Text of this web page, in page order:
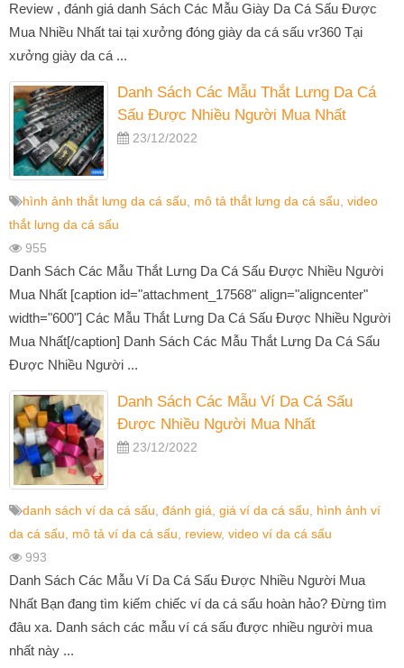
Review , đánh giá danh Sách Các Mẫu Giày Da Cá Sấu Được
Mua Nhiều Nhất tai tại xưởng đóng giày da cá sấu vr360 Tại
xưởng giày da cá ...
Danh Sách Các Mẫu Thắt Lưng Da Cá
Sấu Được Nhiều Người Mua Nhất
23/12/2022
hình ảnh thắt lưng da cá sấu mô tả thắt lưng da cá sấu video
thắt lưng da cá sấu
955
Danh Sách Các Mẫu Thắt Lưng Da Cá Sấu Được Nhiều Người
Mua Nhất [caption id="attachment_17568" align="aligncenter"
width="600"] Các Mẫu Thắt Lưng Da Cá Sấu Được Nhiều Người
Mua Nhất[/caption] Danh Sách Các Mẫu Thắt Lưng Da Cá Sấu
Được Nhiều Người ...
Danh Sách Các Mẫu Ví Da Cá Sấu
Được Nhiều Người Mua Nhất
23/12/2022
danh sách ví da cá sấu đánh giá giá ví da cá sấu
hình ảnh ví
da cá sấu
mô tả ví da cá sấu review, video ví da cá sấu
993
Danh Sách Các Mẫu Ví Da Cá Sấu Được Nhiều Người Mua
Nhất Bạn đang tìm kiếm chiếc ví da cá sấu hoàn hảo? Đừng tìm
đâu xa. Danh sách các mẫu ví cá sấu được nhiều người mua
nhất này ...